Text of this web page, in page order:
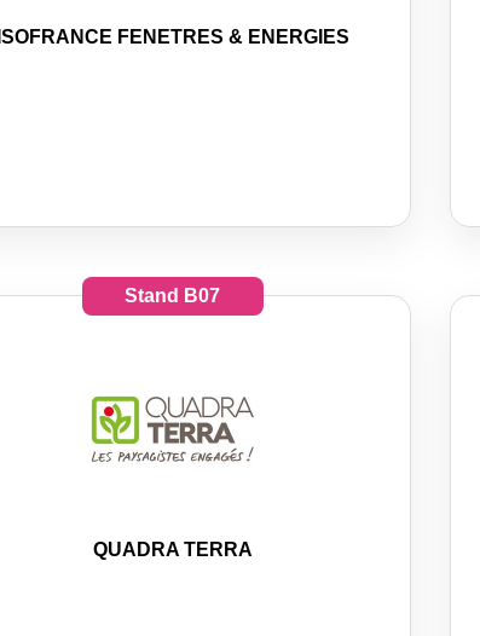
ISOFRANCE FENETRES & ENERGIES
Stand B07
QUADRA TERRA